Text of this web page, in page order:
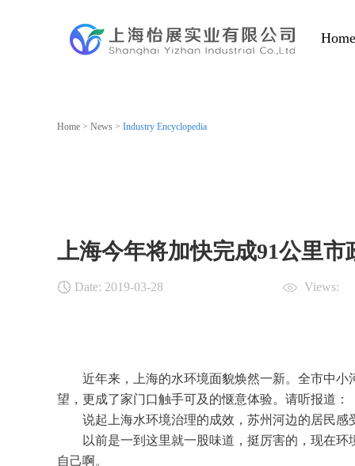
Home
Home > News > Industry Encyclopedia
上海今年将加快完成91公里
Date: 2019-03-28 Views:
近年来，上海的水环境面貌焕然一新。全市中
望，更成了家门口触手可及的惬意体验。请听报道：
说起上海水环境治理的成效，苏州河边的居民
以前是一到这里就一股味道，挺厉害的，现在
自己啊。